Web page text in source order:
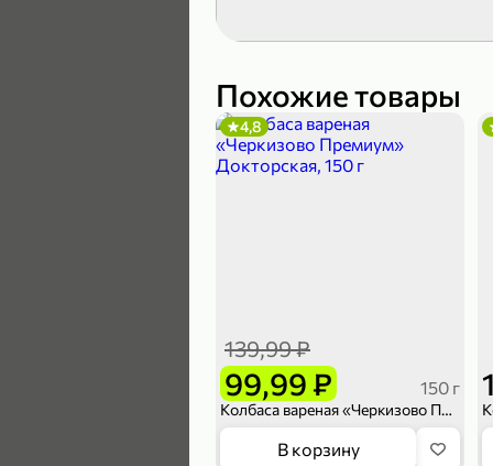
Похожие товары
99,99 ₽
139,99 ₽
150 г
Колбаса вареная «Черкизово Премиум» Докторская, 150 г
4,8
В корзину
189,99 ₽
В корзину
169,99 ₽